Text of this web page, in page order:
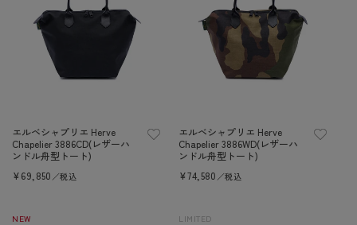
エルベシャプリエ Herve
Chapelier 3886CD(レザーハ
ンドル舟型トート)
定
¥69,850 ／税込
エルベシャプリエ Herve
Chapelier 3886WD(レザーハ
ンドル舟型トート)
定
¥74,580 ／税込
NEW LIMITED